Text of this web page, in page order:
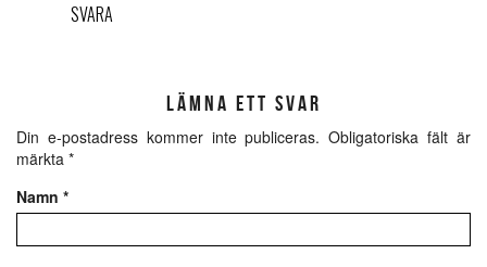
SVARA
LÄMNA ETT SVAR
Din e-postadress kommer inte publiceras. Obligatoriska fält är
märkta *
Namn *